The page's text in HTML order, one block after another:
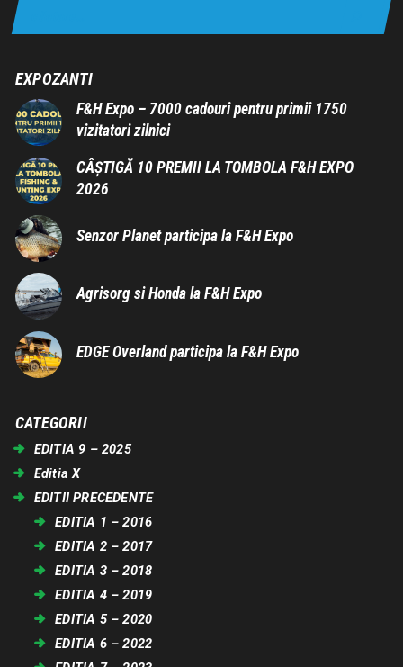
EXPOZANTI
F&H Expo – 7000 cadouri pentru primii 1750
vizitatori zilnici
CÂȘTIGĂ 10 PREMII LA TOMBOLA F&H EXPO
2026
Senzor Planet participa la F&H Expo
Agrisorg si Honda la F&H Expo
EDGE Overland participa la F&H Expo
CATEGORII
EDITIA 9 – 2025
Editia X
EDITII PRECEDENTE
EDITIA 1 – 2016
EDITIA 2 – 2017
EDITIA 3 – 2018
EDITIA 4 – 2019
EDITIA 5 – 2020
EDITIA 6 – 2022